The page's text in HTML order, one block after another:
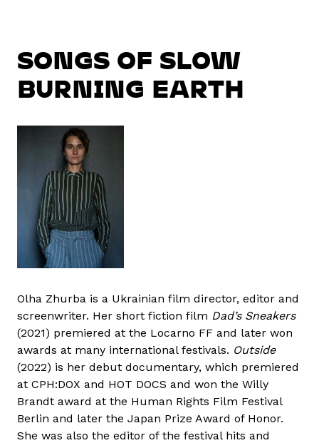
SONGS OF SLOW
BURNING EARTH
Olha Zhurba is a Ukrainian film director, editor and
screenwriter. Her short fiction film Dad’s Sneakers
(2021) premiered at the Locarno FF and later won
awards at many international festivals. Outside
(2022) is her debut documentary, which premiered
at CPH:DOX and HOT DOCS and won the Willy
Brandt award at the Human Rights Film Festival
Berlin and later the Japan Prize Award of Honor.
She was also the editor of the festival hits and